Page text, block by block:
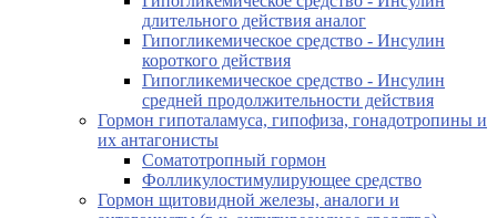
длительного действия аналог
Гипогликемическое средство - Инсулин
короткого действия
Гипогликемическое средство - Инсулин
средней продолжительности действия
Гормон гипоталамуса, гипофиза, гонадотропины и
их антагонисты
Соматотропный гормон
Фолликулостимулирующее средство
Гормон щитовидной железы, аналоги и